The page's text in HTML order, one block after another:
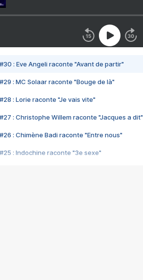
#30 : Eve Angeli raconte "Avant de partir"
#29 : MC Solaar raconte "Bouge de là"
#28 : Lorie raconte "Je vais vite"
#27 : Christophe Willem raconte "Jacques a dit"
#26 : Chimène Badi raconte "Entre nous"
#25 : Indochine raconte "3e sexe"